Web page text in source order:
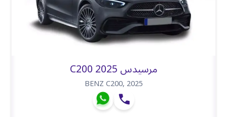
مرسيدس C200 2025
BENZ C200,2025